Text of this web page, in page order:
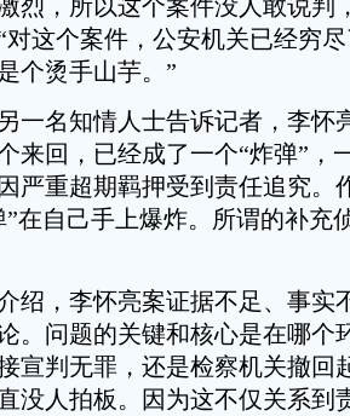
烈，所以这个案件没人敢说判
对这个案件，公安机关已经穷
个烫手山芋。”
一名知情人士告诉记者，李怀
来回，已经成了一个“炸弹”，
严重超期羁押受到责任追究。
在自己手上爆炸。所谓的补充
绍，李怀亮案证据不足、事实
。问题的关键和核心是在哪个
宣判无罪，还是检察机关撤回
没人拍板。因为这不仅关系到